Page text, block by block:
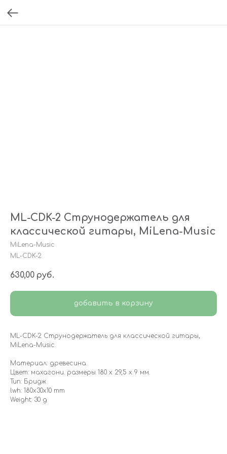
ML-CDK-2 Струнодержатель для
классической гитары, MiLena-Music
MiLena-Music
ML-CDK-2
630,00 руб.
добавить в корзину
ML-CDK-2 Струнодержатель для классической гитары,
MiLena-Music.
Материал: древесина.
Цвет: махагони. размеры 180 х 29,5 х 9 мм.
Тип: Бридж
lwh: 180x30x10 mm
Weight: 30 g